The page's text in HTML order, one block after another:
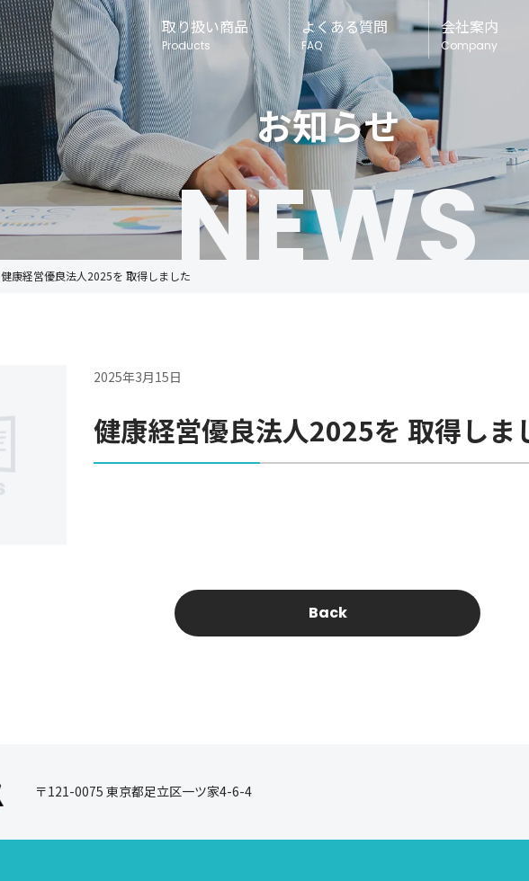
取り扱い商品
Products
よくある質問
FAQ
会社案内
Company
お知らせ
NEWS
健康経営優良法人2025を 取得しました
2025年3月15日
健康経営優良法人2025を 取得しま
Back
〒121-0075 東京都足立区一ツ家4-6-4